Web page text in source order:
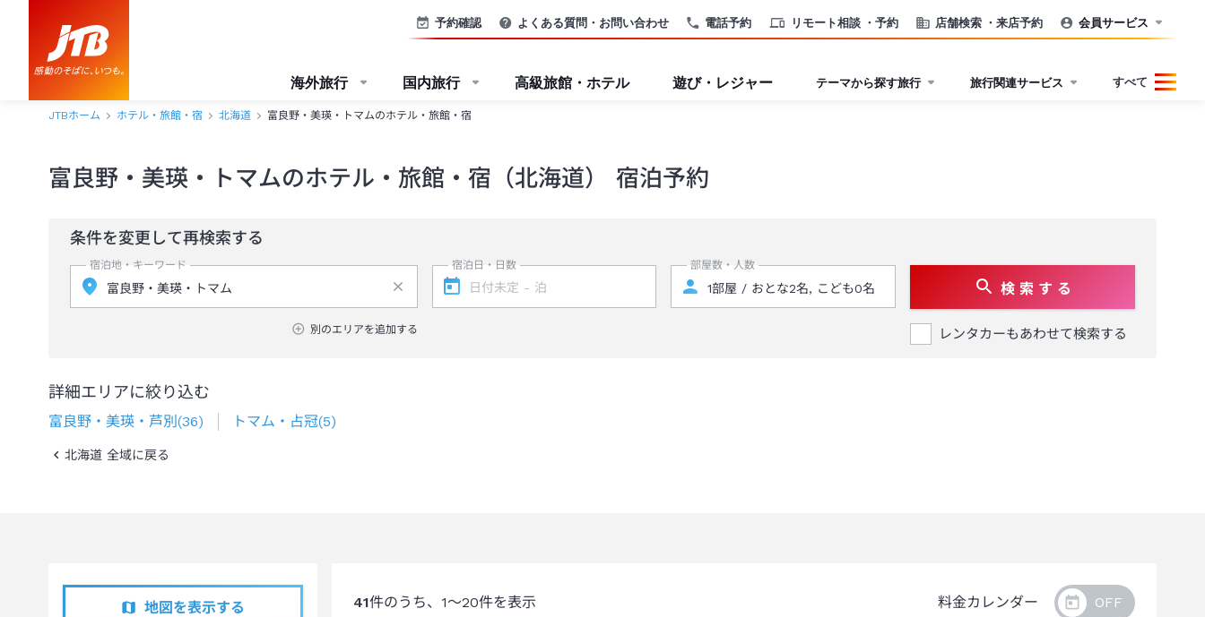
電話予約 リモート相談 ・予約 店舗検索 ・来店予約
予約確認 よくある質問・お問い合わせ 会員サービス
海外旅行 国内旅行 高級旅館・ホテル 遊び・レジャー テーマから探す旅行 旅行関連サービス すべて
JTBホーム ホテル・旅館・宿 北海道 富良野・美瑛・トマムのホテル・旅館・宿
富良野・美瑛・トマムのホテル・旅館・宿（北海道） 宿泊予約
条件を変更して再検索する
宿泊地・キーワード
別のエリアを追加する
宿泊日・日数 部屋数・人数
検 索 す る
レンタカーもあわせて検索する
詳細エリアに絞り込む
富良野・美瑛・芦別 (36) トマム・占冠(5)
北海道 全域に戻る
地図を表示する 41件のうち、 1～20件を表示 料金カレンダー